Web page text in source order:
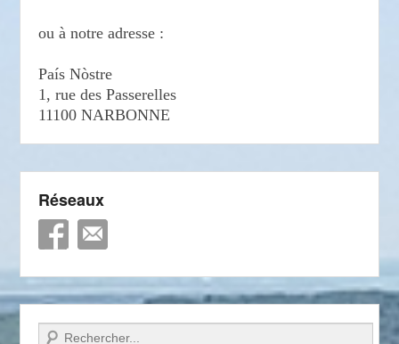
ou à notre adresse :
País Nòstre
1, rue des Passerelles
11100 NARBONNE
Réseaux
Recherche